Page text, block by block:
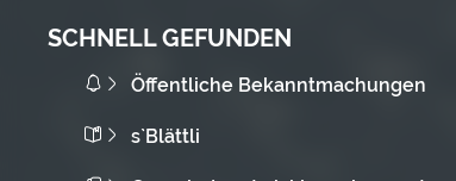
SCHNELL GEFUNDEN
Öffentliche Bekanntmachungen
s`Blättli